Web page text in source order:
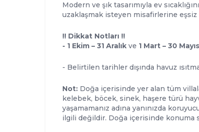
Modern ve şık tasarımıyla ev
uzaklaşmak isteyen misafirlerine
!! Dikkat Notları !!
- 1 Ekim – 31 Aralık ve 1 Mart – 30 Mayıs
- Belirtilen tarihler dışında havuz
Not: Doğa içerisinde yer alan tüm
kelebek, böcek, sinek, haşere türü
yaşamamanız adına yanınızda
ilgili değildir. Doğa içerisinde konuma